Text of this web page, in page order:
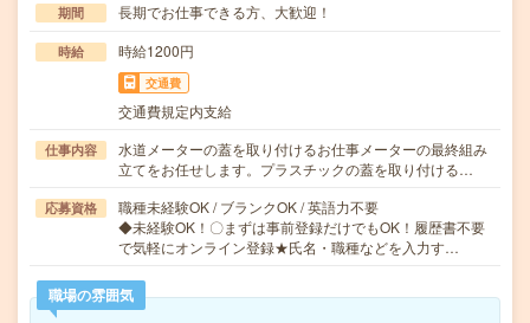
期間 長期でお仕事できる方、大歓迎！
時給 時給1200円
交通費
交通費規定内支給
仕事内容
水道メーターの蓋を取り付けるお仕事メーターの最終組み
立てをお任せします。プラスチックの蓋を取り付ける…
応募資格
職種未経験OK / ブランクOK / 英語力不要
◆未経験OK！〇まずは事前登録だけでもOK！履歴書不要
で気軽にオンライン登録★氏名・職種などを入力す…
職場の雰囲気